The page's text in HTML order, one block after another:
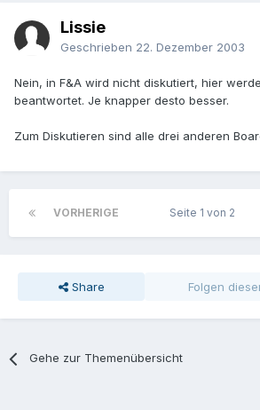
Lissie
Geschrieben 22. Dezember 2003
Nein, in F&A wird nicht diskutiert, hier
beantwortet. Je knapper desto besser.
Zum Diskutieren sind alle drei anderen
VORHERIGE Seite 1 von 2
Share Folgen
Gehe zur Themenübersicht